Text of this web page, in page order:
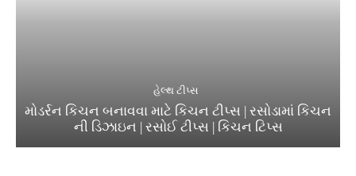
હેલ્થ ટીપ્સ
મોડર્રન કિચન બનાવવા માટે કિચન ટીપ્સ | રસોડામાં કિચન
ની ડિઝાઇન | રસોઈ ટીપ્સ | કિચન ટિપ્સ